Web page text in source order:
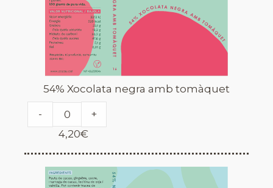
54% Xocolata negra amb tomàquet
-
+
4,20€